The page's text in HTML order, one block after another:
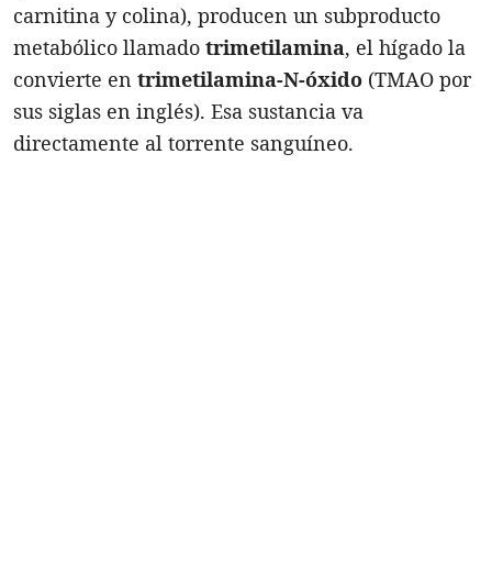
carnitina y colina), producen un subproducto
metabólico llamado trimetilamina, el hígado la
convierte en trimetilamina-N-óxido (TMAO por
sus siglas en inglés). Esa sustancia va
directamente al torrente sanguíneo.